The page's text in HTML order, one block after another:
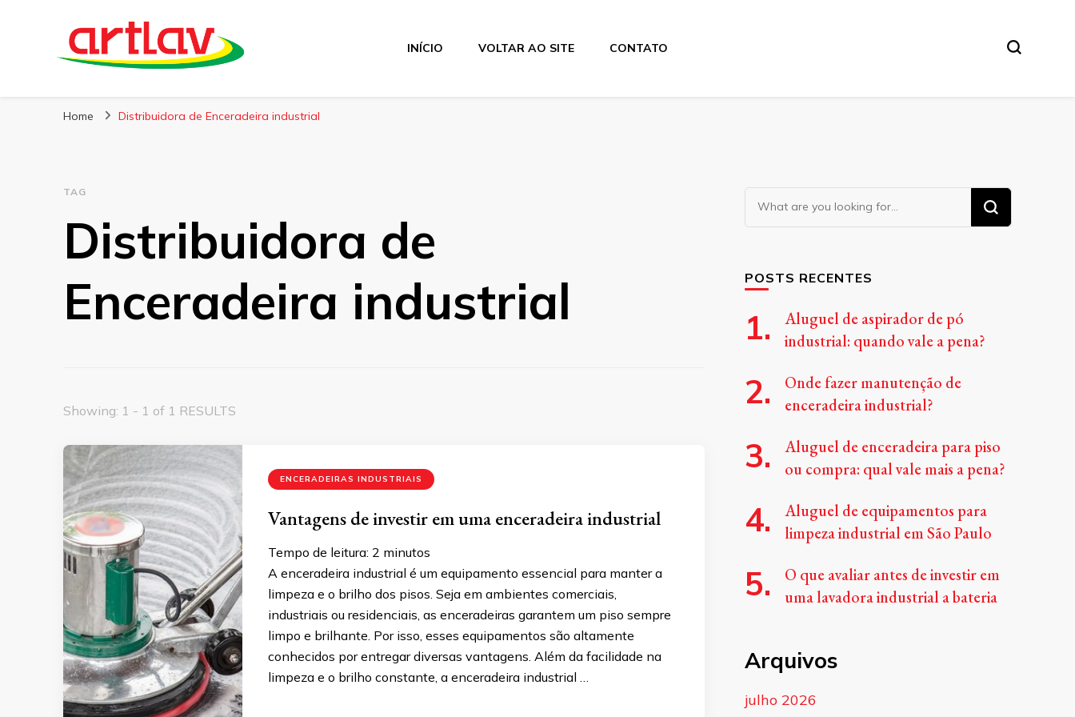
Blog
INÍCIO VOLTAR AO SITE CONTATO
Home Distribuidora de Enceradeira industrial
TAG
Distribuidora de
Enceradeira industrial
Showing: 1 - 1 of 1 RESULTS
ENCERADEIRAS INDUSTRIAIS
Vantagens de investir em uma enceradeira industrial
Tempo de leitura: 2 minutos
A enceradeira industrial é um equipamento essencial para manter a
limpeza e o brilho dos pisos. Seja em ambientes comerciais,
industriais ou residenciais, as enceradeiras garantem um piso sempre
limpo e brilhante. Por isso, esses equipamentos são altamente
conhecidos por entregar diversas vantagens. Além da facilidade na
limpeza e o brilho constante, a enceradeira industrial …
Looking
for
POSTS RECENTES
Aluguel de aspirador de pó
industrial: quando vale a pena?
Onde fazer manutenção de
enceradeira industrial?
Aluguel de enceradeira para piso
ou compra: qual vale mais a pena?
Aluguel de equipamentos para
limpeza industrial em São Paulo
O que avaliar antes de investir em
uma lavadora industrial a bateria
Arquivos
julho 2026